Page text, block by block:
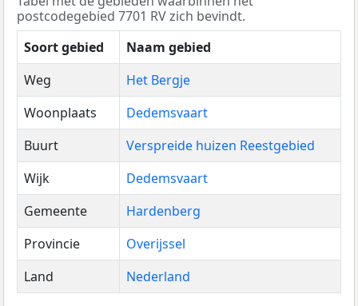
postcodegebied 7701 RV zich bevindt.
Soort gebied
Naam gebied
Weg
Het Bergje
Woonplaats
Dedemsvaart
Buurt
Verspreide huizen Reestgebied
Wijk
Dedemsvaart
Gemeente
Hardenberg
Provincie
Overijssel
Land
Nederland